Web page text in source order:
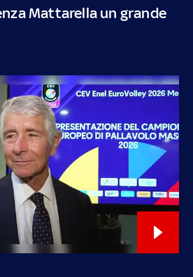
Mattarella un grande